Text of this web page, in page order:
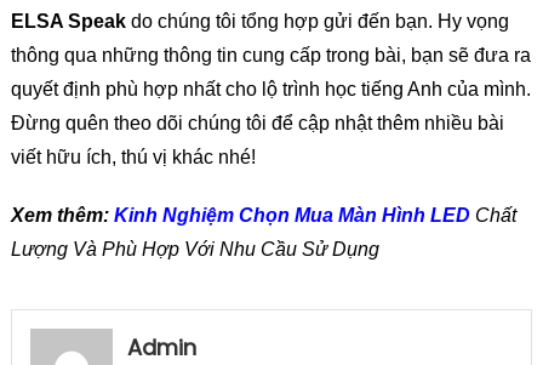
ELSA Speakdo chúng tôi tổng hợp gửi đến bạn. Hy vọng
thông qua những thông tin cung cấp trong bài, bạn sẽ đưa ra
quyết định phù hợp nhất cho lộ trình học tiếng Anh của mình.
Đừng quên theo dõi chúng tôi để cập nhật thêm nhiều bài
viết hữu ích, thú vị khác nhé!
Xem thêm: Kinh Nghiệm Chọn Mua Màn Hình LED Chất
Lượng Và Phù Hợp Với Nhu Cầu Sử Dụng
Admin